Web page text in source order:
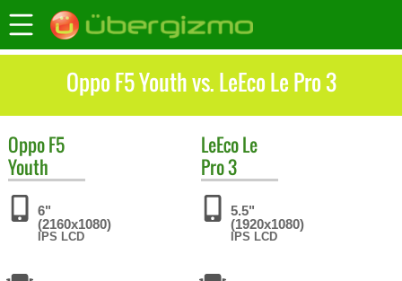
Oppo F5 Youth vs. LeEco Le Pro 3
OppoF5
Youth
6"
(2160x1080)
IPS LCD
LeEcoLe
Pro 3
5.5"
(1920x1080)
IPS LCD